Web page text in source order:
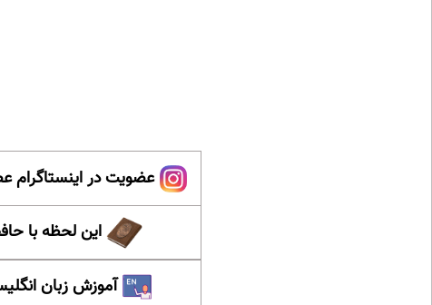
عضویت در اینستاگرام
این لحظه با
آموزش زبان